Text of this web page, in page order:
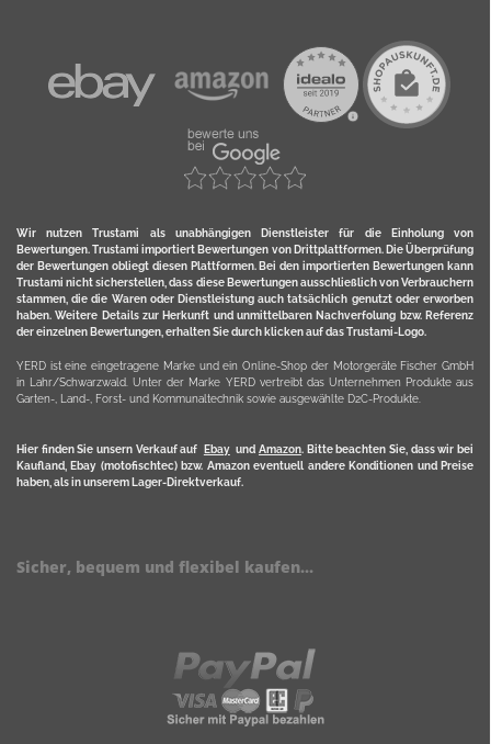
Wir nutzen Trustami als unabhängigen Dienstleister für die Einholung von
Bewertungen. Trustami importiert Bewertungen von Drittplattformen. Die Überprüfung
der Bewertungen obliegt diesen Plattformen. Bei den importierten Bewertungen kann
Trustami nicht sicherstellen, dass diese Bewertungen ausschließlich von Verbrauchern
stammen, die die Waren oder Dienstleistung auch tatsächlich genutzt oder erworben
haben. Weitere Details zur Herkunft und unmittelbaren Nachverfolung bzw. Referenz
der einzelnen Bewertungen, erhalten Sie durch klicken auf das Trustami-Logo.
YERD ist eine eingetragene Marke und ein Online-Shop der Motorgeräte Fischer GmbH
in Lahr/Schwarzwald. Unter der Marke YERD vertreibt das Unternehmen Produkte aus
Garten-, Land-, Forst- und Kommunaltechnik sowie ausgewählte D2C-Produkte.
Hier finden Sie unsern Verkauf auf Ebayund Amazon. Bitte beachten Sie, dass wir bei
Kaufland, Ebay (motofischtec) bzw. Amazon eventuell andere Konditionen und Preise
haben, als in unserem Lager-Direktverkauf.
Sicher, bequem und flexibel kaufen...